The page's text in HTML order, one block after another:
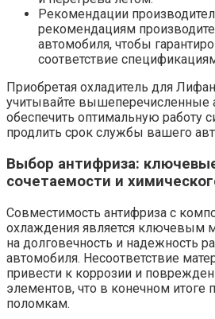
Рекомендации
рекомендациям
автомобиля, чтобы
соответствие
Приобретая охладитель для
учитывайте вышеперечисленные
обеспечить оптимальную работу
продлить срок службы вашего
Выбор антифриза:
сочетаемости и
Совместимость антифриза с
охлаждения является
на долговечность и надежность
автомобиля. Несоответствие
привести к коррозии и
элементов, что в конечном итоге
поломкам.